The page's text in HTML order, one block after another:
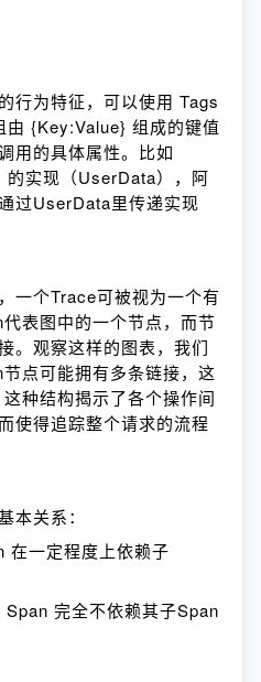
行为特征，可以使用 Tags
{Key:Value} 组成的键值
用的具体属性。比如
实现（UserData），阿
过UserData里传递实现
一个Trace可被视为一个有
表图中的一个节点，而节
。观察这样的图表，我们
点可能拥有多条链接，这
种结构揭示了各个操作间
使得追踪整个请求的流程
本关系：
在一定程度上依赖子
完全不依赖其子Span